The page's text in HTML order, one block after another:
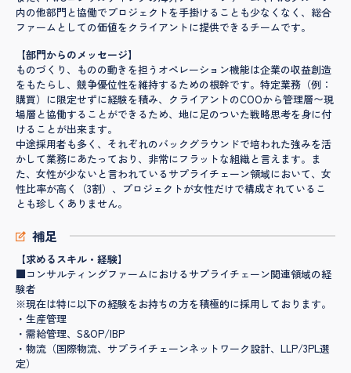
内の他部門と協働でプロジェクトを手掛けることも少なくなく、総合
ファームとしての価値をクライアントに提供できるチームです。
【部門からのメッセージ】
ものづくり、ものの動きを担うオペレーション機能は企業の収益創造
をもたらし、競争優位性を維持するための根幹です。特定業務（例：
購買）に限定せずに経験を積み、クライアントのCOOから管理層〜現
場層と協働することができるため、地に足のついた戦略思考を身に付
けることが出来ます。
中途採用者も多く、それぞれのバックグラウンドで培われた強みを活
かして業務にあたっており、非常にフラットな組織と言えます。ま
た、女性が少ないと言われているサプライチェーン領域において、女
性比率が高く（3割）、プロジェクトが女性だけで構成されているこ
とも珍しくありません。
補足
【求めるスキル・経験】
■コンサルティングファームにおけるサプライチェーン関連領域の経
験者
※現在は特に以下の経験をお持ちの方を積極的に採用しております。
・生産管理
・需給管理、S&OP/IBP
・物流（国際物流、サプライチェーンネットワーク設計、LLP/3PL選
定）